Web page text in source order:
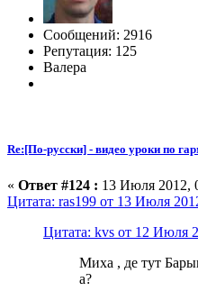
Сообщений: 2916
Репутация: 125
Валера
Re:[По-русски] - видео уроки по
« Ответ #124 : 13 Июля 2012,
Цитата: ras199 от 13 Июля
Цитата: kvs от 12 Июля
Миха , де тут
а?